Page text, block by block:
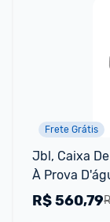
Frete Grátis
Jbl, Caixa
À Prova
Auracast,
R$560,79